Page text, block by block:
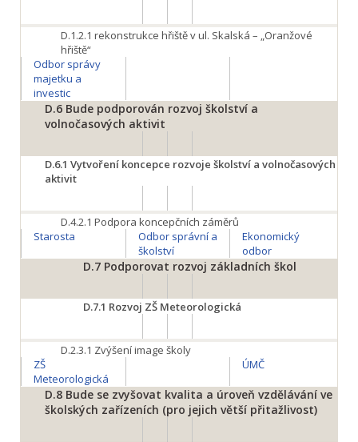
D.1.2.1 rekonstrukce hřiště v ul. Skalská – „Oranžové
hřiště“
Odbor správy
majetku a
investic
D.6 Bude podporován rozvoj školství a
volnočasových aktivit
D.6.1 Vytvoření koncepce rozvoje školství a volnočasových
aktivit
D.4.2.1 Podpora koncepčních záměrů
Starosta
Odbor správní a
školství
Ekonomický
odbor
D.7 Podporovat rozvoj základních škol
D.7.1 Rozvoj ZŠ Meteorologická
D.2.3.1 Zvýšení image školy
ZŠ
Meteorologická
ÚMČ
D.8 Bude se zvyšovat kvalita a úroveň vzdělávání ve
školských zařízeních (pro jejich větší přitažlivost)